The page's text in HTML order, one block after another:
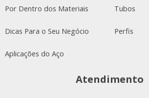
Por Dentro dos Materiais
Dicas Para o Seu Negócio
Aplicações do Aço
Tubos
Perfis
Atendimento